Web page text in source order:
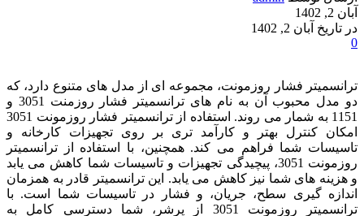
آبان 2, 1402
در تاریخ آبان 2, 1402
0
ترانسمیتر فشار روزمونت، مجموعه ای از مدل های متنوع دارد، که
دو مدل محبوب آن به نام های ترانسمیتر فشار روزمنت 3051 و
1151 به شمار می روند. استفاده از ترانسمیتر فشار روزمونت 3051
امکان کنترل بهتر و کارآمد تری بر روی تجهیزات کارخانه و
تاسیسات شما فراهم می کند. همچنین، با استفاده از ترانسمیتر
روزمونت 3051، پیچیدگی تجهیزات و تاسیسات شما کاهش می یابد
و هزینه های شما نیز کاهش می یابد. این ترانسمیتر قادر به همزمان
اندازه گیری سطح، جریان، و فشار در تاسیسات شما است. با
ترانسمیتر روزمونت 3051 از پرشر، شما دسترسی کامل به